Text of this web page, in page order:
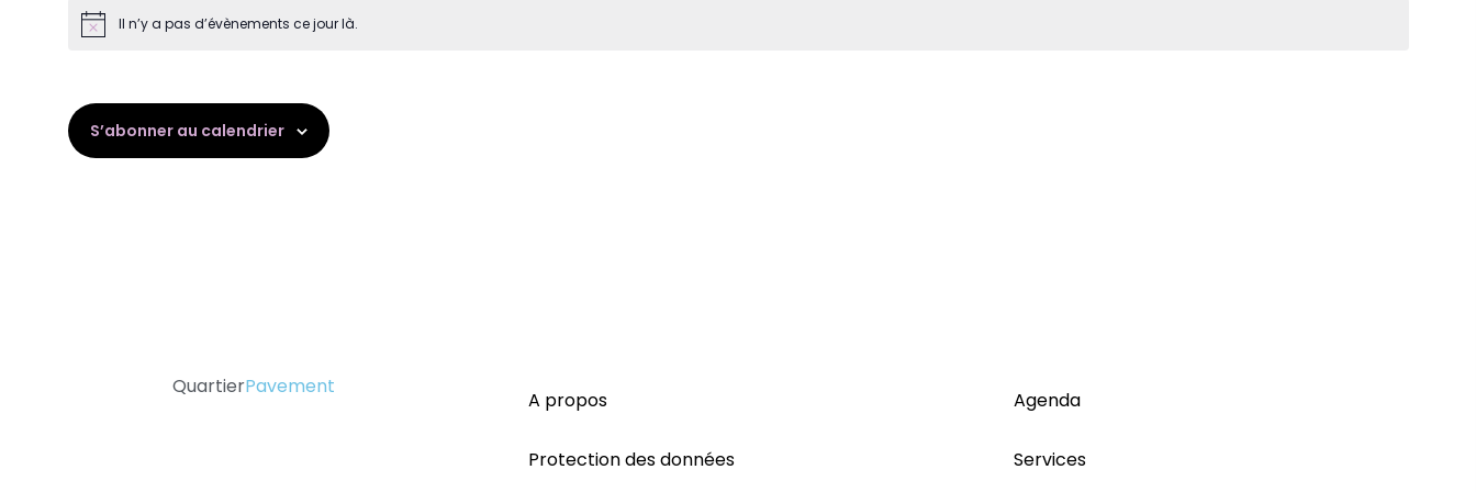
NoticeIl n’y a pas d’évènements ce jour là.
S’abonner au calendrier
QuartierPavement
A propos
Protection des données
Agenda
Services